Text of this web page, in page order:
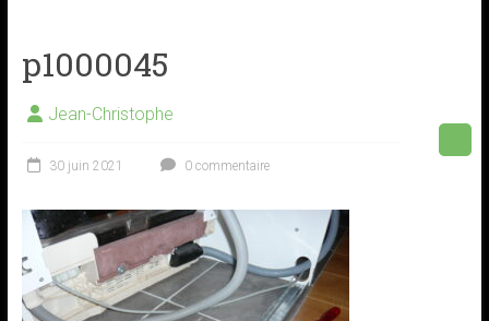
p1000045
Jean-Christophe
30 juin 2021 0 commentaire